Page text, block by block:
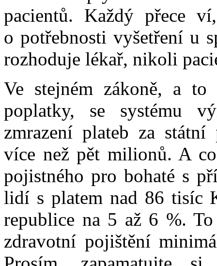
pacientů. Každý přece
o potřebnosti vyšetření u
rozhoduje lékař, nikoli
Ve stejném zákoně, a
poplatky, se systému
zmrazení plateb za
více než pět milionů. A
pojistného pro bohaté s
lidí s platem nad 86 tisíc
republice na 5 až 6 %.
zdravotní pojištění